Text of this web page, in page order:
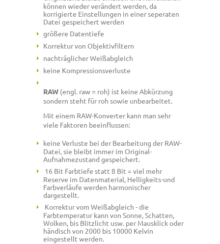
können wieder verändert werden, da
korrigierte Einstellungen in einer seperaten
Datei gespeichert werden
größere Datentiefe
Korrektur von Objektivfiltern
nachträglicher Weißabgleich
keine Kompressionsverluste
RAW (engl. raw = roh) ist keine Abkürzung
sondern steht für roh sowie unbearbeitet.
Mit einem RAW-Konverter kann man sehr
viele Faktoren beeinflussen:
keine Verluste bei der Bearbeitung der RAW-
Datei, sie bleibt immer im Original-
Aufnahmezustand gespeichert.
16 Bit Farbtiefe statt 8 Bit = viel mehr
Reserve im Datenmaterial, Helligkeits-und
Farbverläufe werden harmonischer
dargestellt.
Korrektur vom Weißabgleich - die
Farbtemperatur kann von Sonne, Schatten,
Wolken, bis Blitzlicht usw. per Mausklick oder
händisch von 2000 bis 10000 Kelvin
eingestellt werden.